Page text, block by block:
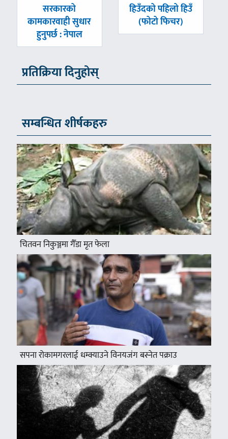
पछिल्लाे
-
सरकारको
कामकारवाही सुधार
हुनुपर्छ : नेपाल
अघिल्लाे
हिउँदको पहिलो हिउँ
(फोटो फिचर)
प्रतिक्रिया दिनुहोस्
सम्बन्धित शीर्षकहरु
चितवन निकुञ्जमा गैँडा मृत फेला
सपना रोकामगरलाई धम्क्याउने विनयजंग बस्नेत पक्राउ